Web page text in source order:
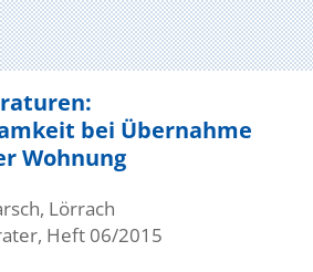
bei Übernahme
Wohnung
Lörrach
Heft 06/2015